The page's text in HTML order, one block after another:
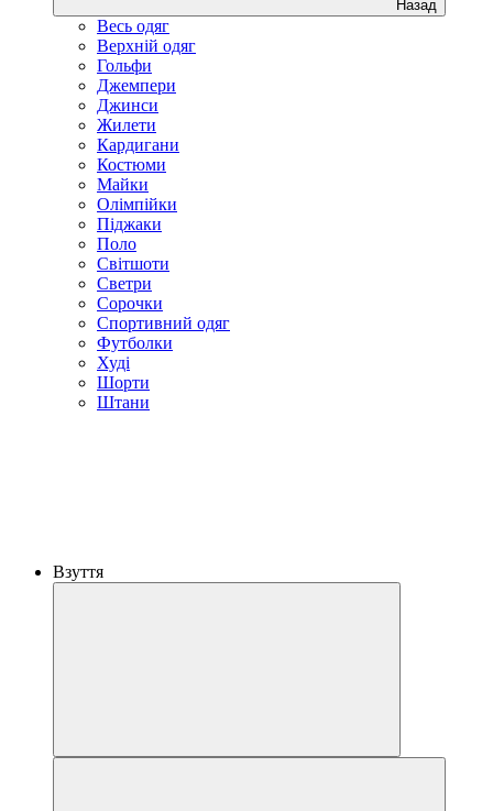
Назад
Весь одяг
Верхній одяг
Гольфи
Джемпери
Джинси
Жилети
Кардигани
Костюми
Майки
Олімпійки
Піджаки
Поло
Світшоти
Светри
Сорочки
Спортивний одяг
Футболки
Худі
Шорти
Штани
Взуття